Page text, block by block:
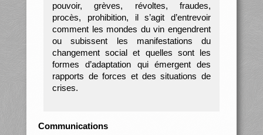
pouvoir, grèves, révoltes, fraudes,
procès, prohibition, il s’agit d’entrevoir
comment les mondes du vin engendrent
ou subissent les manifestations du
changement social et quelles sont les
formes d’adaptation qui émergent des
rapports de forces et des situations de
crises.
Communications